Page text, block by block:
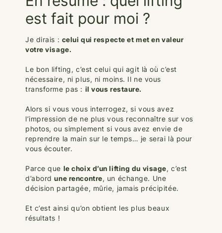
est fait pour moi ?
Je dirais : celui qui respecte et met en valeur
votre visage.
Le bon lifting, c’est celui qui agit là où c’est
nécessaire, ni plus, ni moins. Il ne vous
transforme pas : il vous restaure.
Alors si vous vous interrogez, si vous avez
l’impression de ne plus vous reconnaître sur vos
photos, ou simplement si vous avez envie de
reprendre la main sur le temps… je serai là pour
vous écouter.
Parce que le choix d’un lifting du visage, c’est
d’abordune rencontre, un échange. Une
décision partagée, mûrie, jamais précipitée.
Et c’est ainsi qu’on obtient les plus beaux
résultats !